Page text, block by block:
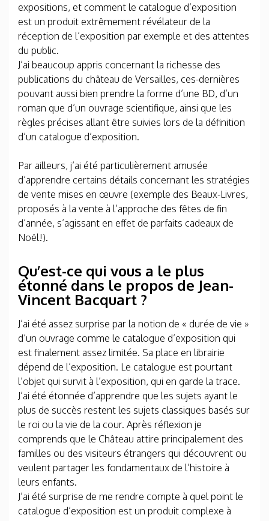
expositions, et comment le catalogue d’exposition
est un produit extrêmement révélateur de la
réception de l’exposition par exemple et des attentes
du public.
J’ai beaucoup appris concernant la richesse des
publications du château de Versailles, ces-dernières
pouvant aussi bien prendre la forme d’une BD, d’un
roman que d’un ouvrage scientifique, ainsi que les
règles précises allant être suivies lors de la définition
d’un catalogue d’exposition.
Par ailleurs, j’ai été particulièrement amusée
d’apprendre certains détails concernant les stratégies
de vente mises en œuvre (exemple des Beaux-Livres,
proposés à la vente à l’approche des fêtes de fin
d’année, s’agissant en effet de parfaits cadeaux de
Noël!).
Qu’est-ce qui vous a le plus
étonné dans le propos de Jean-
Vincent Bacquart ?
J’ai été assez surprise par la notion de « durée de vie »
d’un ouvrage comme le catalogue d’exposition qui
est finalement assez limitée. Sa place en librairie
dépend de l’exposition. Le catalogue est pourtant
l’objet qui survit à l’exposition, qui en garde la trace.
J’ai été étonnée d’apprendre que les sujets ayant le
plus de succès restent les sujets classiques basés sur
le roi ou la vie de la cour. Après réflexion je
comprends que le Château attire principalement des
familles ou des visiteurs étrangers qui découvrent ou
veulent partager les fondamentaux de l’histoire à
leurs enfants.
J’ai été surprise de me rendre compte à quel point le
catalogue d’exposition est un produit complexe à